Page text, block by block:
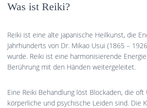
Was ist Reiki?
Reiki ist eine alte japanische Heilkunst, die
Jahrhunderts von Dr. Mikao Usui (1865 –
wurde. Reiki ist eine harmonisierende
Berührung mit den Händen weitergeleitet.
Eine Reiki Behandlung löst Blockaden, die
körperliche und psychische Leiden sind. Die